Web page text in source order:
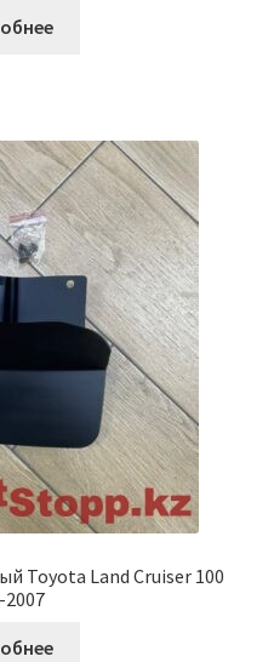
Toyota Land Cruiser 100
2007